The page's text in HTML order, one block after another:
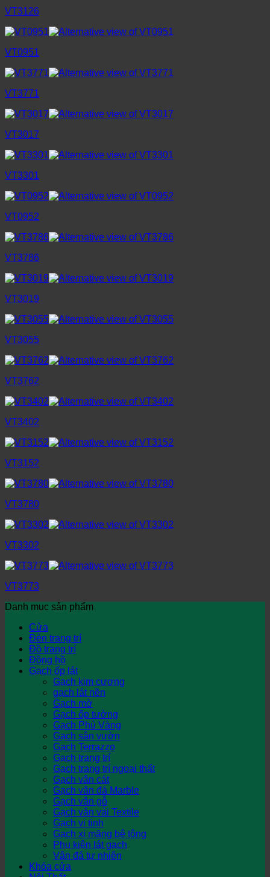
VT3126
VT0951
VT3771
VT3017
VT3301
VT0952
VT3786
VT3019
VT3055
VT3762
VT3402
VT3152
VT3780
VT3302
VT3773
Danh mục sản phẩm
Cửa
Đèn trang trí
Đồ trang trí
Đồng hồ
Gạch ốp lát
Gạch kim cương
gạch lát nền
Gạch mờ
Gạch ốp tường
Gạch Phủ Vàng
Gạch sân vườn
Gạch Terrazzo
Gạch trang trí
Gạch trang trí ngoại thất
Gạch vân cát
Gạch vân đá Marble
Gạch vân gỗ
Gạch vân vải Textile
Gạch vi tinh
Gạch xi măng bê tông
Phụ kiện lát gạch
Vân đá tự nhiên
Khóa cửa